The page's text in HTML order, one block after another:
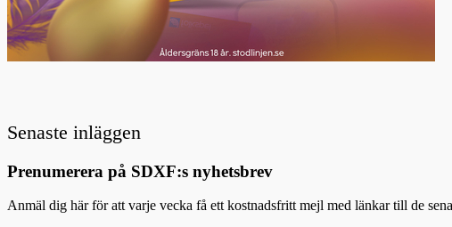
Senaste inläggen
Prenumerera på SDXF:s nyhetsbrev
Anmäl dig här för att varje vecka få ett kostnadsfritt mejl med länkar till de